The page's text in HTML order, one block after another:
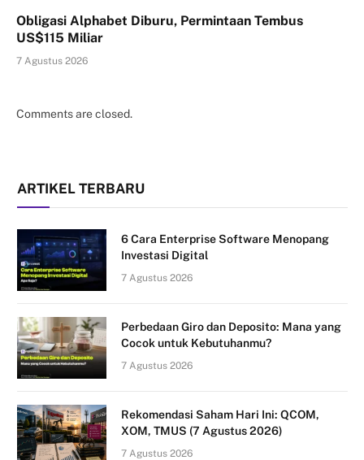
Obligasi Alphabet Diburu, Permintaan Tembus
US$115 Miliar
7 Agustus 2026
Comments are closed.
ARTIKEL TERBARU
6 Cara Enterprise Software Menopang
Investasi Digital
7 Agustus 2026
Perbedaan Giro dan Deposito: Mana yang
Cocok untuk Kebutuhanmu?
7 Agustus 2026
Rekomendasi Saham Hari Ini: QCOM,
XOM, TMUS (7 Agustus 2026)
7 Agustus 2026